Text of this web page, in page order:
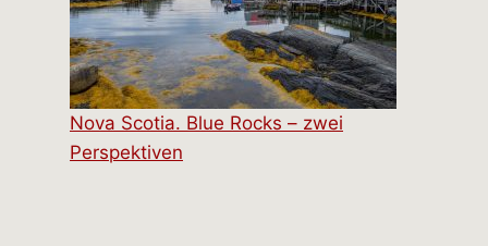
Nova Scotia. Blue Rocks – zwei
Perspektiven